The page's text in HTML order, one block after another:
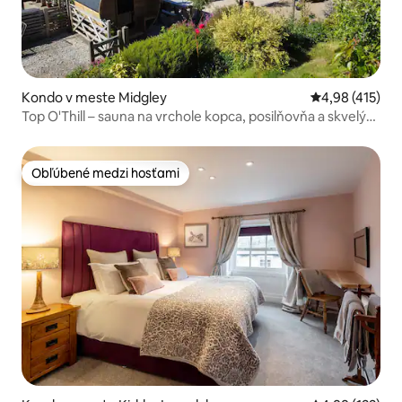
Kondo v meste Midgley Priemerné
4,98 (415)
Top O'Thill – sauna na vrchole kopca, posilňovňa a skvelý
Obľúbené medzi hosťami
Obľúbené medzi hosťami